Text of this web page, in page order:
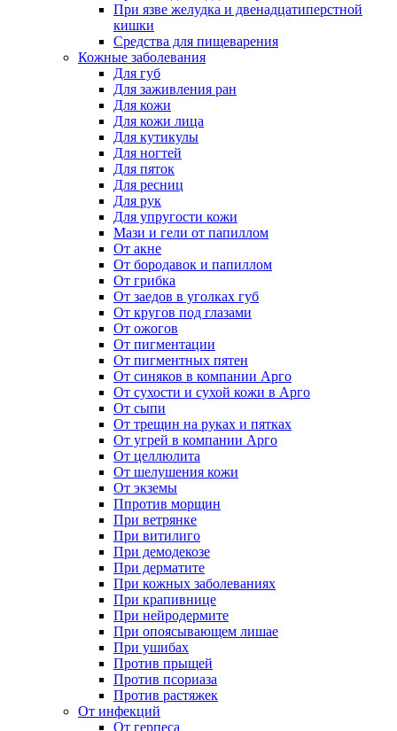
При язве желудка и двенадцатиперстной
кишки
Средства для пищеварения
Кожные заболевания
Для губ
Для заживления ран
Для кожи
Для кожи лица
Для кутикулы
Для ногтей
Для пяток
Для ресниц
Для рук
Для упругости кожи
Мази и гели от папиллом
От акне
От бородавок и папиллом
От грибка
От заедов в уголках губ
От кругов под глазами
От ожогов
От пигментации
От пигментных пятен
От синяков в компании Арго
От сухости и сухой кожи в Арго
От сыпи
От трещин на руках и пятках
От угрей в компании Арго
От целлюлита
От шелушения кожи
От экземы
Ппротив морщин
При ветрянке
При витилиго
При демодекозе
При дерматите
При кожных заболеваниях
При крапивнице
При нейродермите
При опоясывающем лишае
При ушибах
Против прыщей
Против псориаза
Против растяжек
От инфекций
От герпеса